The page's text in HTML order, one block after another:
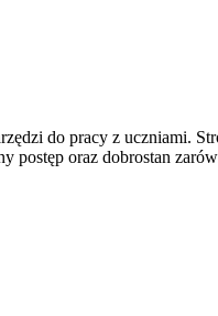
do pracy z uczniami.
postęp oraz dobrostan